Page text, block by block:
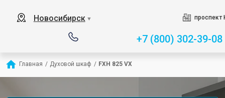
Новосибирск ▼ проспект
+7 (800) 302-39-08
Главная / Духовой шкаф / FXH 825 VX